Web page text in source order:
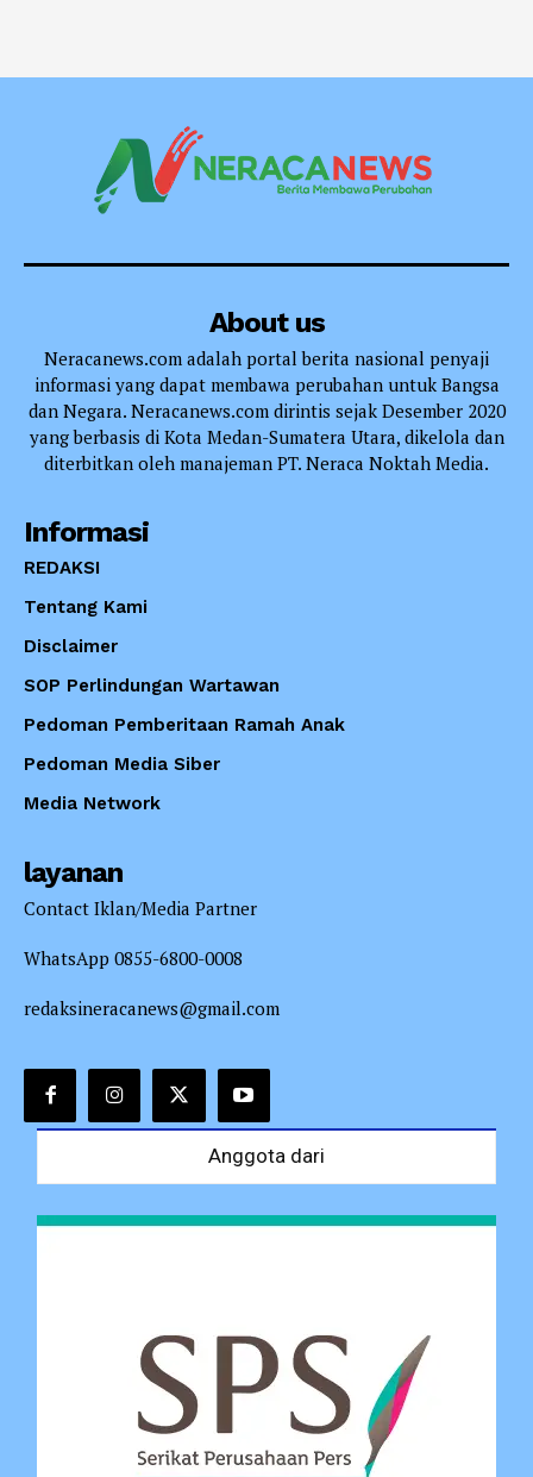
About us
Neracanews.com adalah portal berita nasional penyaji
informasi yang dapat membawa perubahan untuk Bangsa
dan Negara. Neracanews.com dirintis sejak Desember 2020
yang berbasis di Kota Medan-Sumatera Utara, dikelola dan
diterbitkan oleh manajeman PT. Neraca Noktah Media.
Informasi
REDAKSI
Tentang Kami
Disclaimer
SOP Perlindungan Wartawan
Pedoman Pemberitaan Ramah Anak
Pedoman Media Siber
Media Network
layanan
Contact Iklan/Media Partner
WhatsApp 0855-6800-0008
redaksineracanews@gmail.com
Anggota dari